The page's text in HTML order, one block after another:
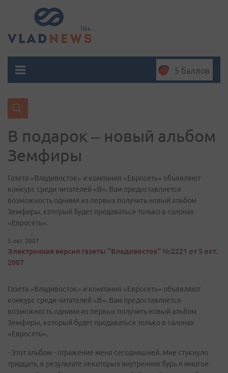
5 баллов
В подарок – новый альбом
Земфиры
Газета «Владивосток» и компания «Евросеть» объявляют
конкурс среди читателей «В». Вам предоставляется
возможность одними из первых получить новый альбом
Земфиры, который будет продаваться только в салонах
«Евросеть».
5 окт. 2007
Электронная версия газеты "Владивосток" №2221 от 5 окт.
2007
Газета «Владивосток» и компания «Евросеть» объявляют
конкурс среди читателей «В». Вам предоставляется
возможность одними из первых получить новый альбом
Земфиры, который будет продаваться только в салонах
«Евросеть».
- Этот альбом - отражение меня сегодняшней. Мне стукнуло
тридцать, в результате некоторых внутренних бурь я многое